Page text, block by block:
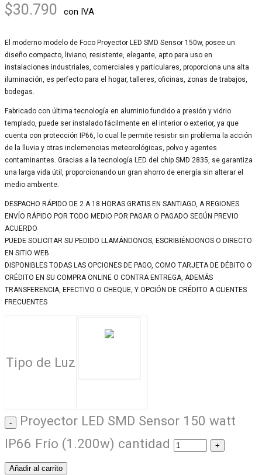
$30.790 con IVA
El moderno modelo de Foco Proyector LED SMD Sensor 150w, posee un
diseño compacto, liviano, resistente, elegante, apto para uso en
instalaciones industriales, comerciales y particulares, proporciona una alta
iluminación, es perfecto para el hogar, talleres, oficinas, zonas de trabajos,
bodegas.
Fabricado con última tecnología en aluminio fundido a presión y vidrio
templado, puede ser instalado fácilmente en el interior o exterior, ya que
cuenta con protección IP66, lo cual le permite resistir sin problema la acción
de la lluvia y otras inclemencias meteorológicas, polvo y agentes
contaminantes. Gracias a la tecnología LED del chip SMD 2835, se garantiza
una larga vida útil, proporcionando un gran ahorro de energía sin alterar el
medio ambiente.
DESPACHO RÁPIDO DE 2 A 18 HORAS GRATIS EN SANTIAGO, A REGIONES
ENVÍO RÁPIDO POR TODO MEDIO POR PAGAR O PAGADO SEGÚN PREVIO
ACUERDO
PUEDE SOLICITAR SU PEDIDO LLAMÁNDONOS, ESCRIBIÉNDONOS O DIRECTO
EN SITIO WEB
DISPONIBLES TODAS LAS OPCIONES DE PAGO, COMO TARJETA DE DÉBITO O
CRÉDITO EN SU COMPRA ONLINE O CONTRA ENTREGA, ADEMÁS
TRANSFERENCIA, EFECTIVO O CHEQUE, Y OPCIÓN DE CRÉDITO A CLIENTES
FRECUENTES
Tipo de Luz
Proyector LED SMD Sensor 150 watt
IP66 Frío (1.200w) cantidad
Añadir al carrito